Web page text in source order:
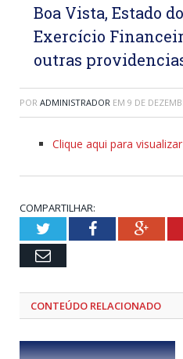
Boa Vista, Estado
Exercício
outras
POR ADMINISTRADOR EM 9 DE
Clique aqui para visualizar
COMPARTILHAR:
TwitterFacebook
Email
CONTEÚDO RELACIONADO